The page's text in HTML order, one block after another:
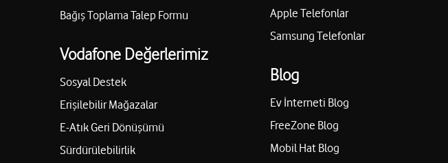
Bağış Toplama Talep Formu
Vodafone Değerlerimiz
Sosyal Destek
Erişilebilir Mağazalar
E-Atık Geri Dönüşümü
Sürdürülebilirlik
Apple Telefonlar
Samsung Telefonlar
Blog
Ev İnterneti Blog
FreeZone Blog
Mobil Hat Blog